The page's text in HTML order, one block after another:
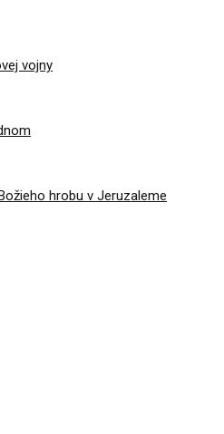
vojny
hrobu v Jeruzaleme